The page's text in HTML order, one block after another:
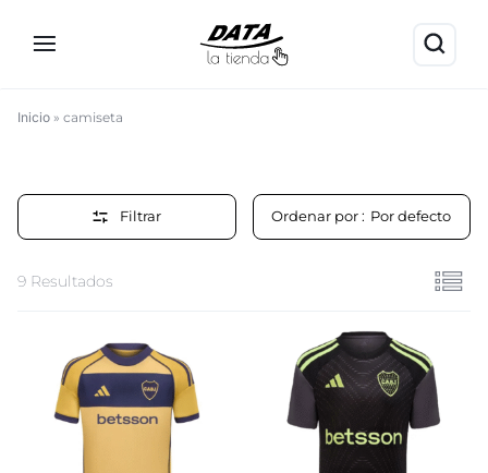
Inicio » camiseta
camiseta
Filtrar Ordenar por : Por defecto
9 Resultados